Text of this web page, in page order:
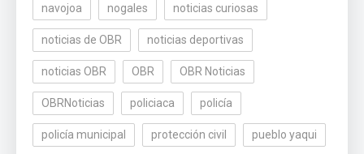
navojoa nogales noticias curiosas
noticias de OBR noticias deportivas
noticias OBR OBR OBR Noticias
OBRNoticias policiaca policía
policía municipal protección civil pueblo yaqui